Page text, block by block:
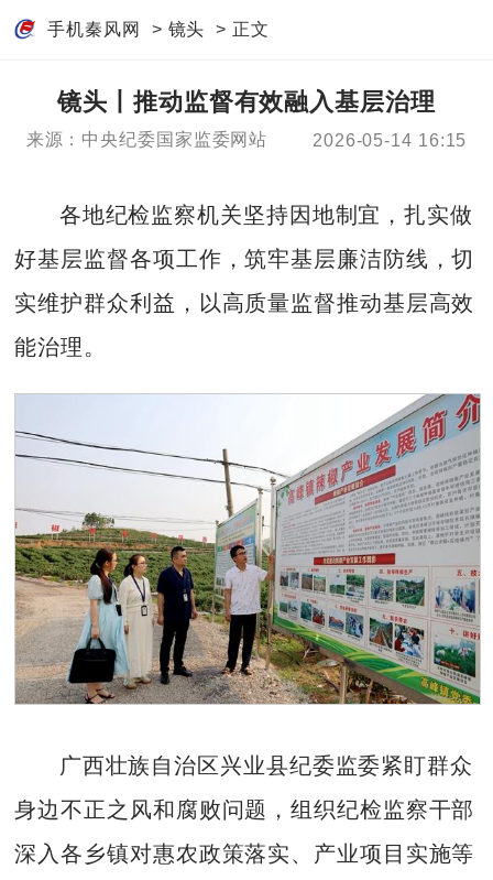
手机秦风网 > 镜头 > 正文
镜头丨推动监督有效融入基层治理
来源：中央纪委国家监委网站 2026-05-14 16:15
各地纪检监察机关坚持因地制宜，扎实做
好基层监督各项工作，筑牢基层廉洁防线，切
实维护群众利益，以高质量监督推动基层高效
能治理。
广西壮族自治区兴业县纪委监委紧盯群众
身边不正之风和腐败问题，组织纪检监察干部
深入各乡镇对惠农政策落实、产业项目实施等